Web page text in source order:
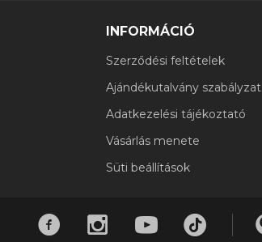
INFORMÁCIÓ
Szerződési feltételek
Ajándékutalvány szabályzat
Adatkezelési tájékoztató
Vásárlás menete
Süti beállítások